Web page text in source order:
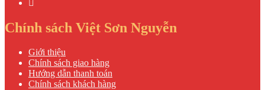
Chính sách Việt Sơn Nguyễn
Giới thiệu
Chính sách giao hàng
Hướng dẫn thanh toán
Chính sách khách hàng